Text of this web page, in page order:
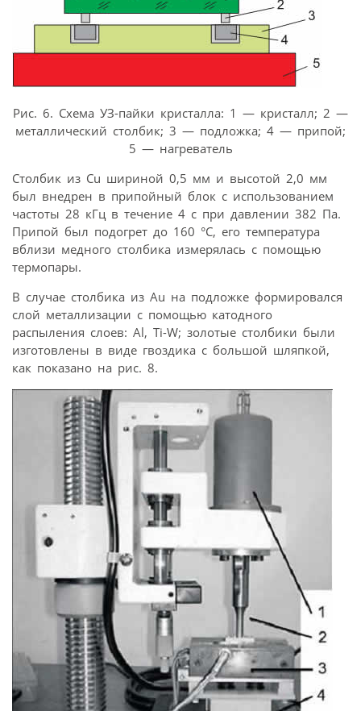
Рис. 6. Схема УЗ-пайки кристалла: 1 — кристалл; 2 —
металлический столбик; 3 — подложка; 4 — припой;
5 — нагреватель
Столбик из Cu шириной 0,5 мм и высотой 2,0 мм
был внедрен в припойный блок с использованием
частоты 28 кГц в течение 4 с при давлении 382 Па.
Припой был подогрет до 160 °С, его температура
вблизи медного столбика измерялась с помощью
термопары.
В случае столбика из Au на подложке формировался
слой металлизации с помощью катодного
распыления слоев: Al, Ti-W; золотые столбики были
изготовлены в виде гвоздика с большой шляпкой,
как показано на рис. 8.